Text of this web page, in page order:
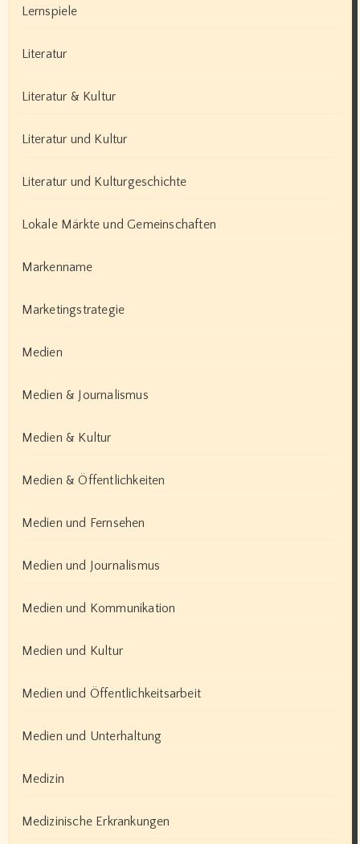
Lernspiele
Literatur
Literatur & Kultur
Literatur und Kultur
Literatur und Kulturgeschichte
Lokale Märkte und Gemeinschaften
Markenname
Marketingstrategie
Medien
Medien & Journalismus
Medien & Kultur
Medien & Öffentlichkeiten
Medien und Fernsehen
Medien und Journalismus
Medien und Kommunikation
Medien und Kultur
Medien und Öffentlichkeitsarbeit
Medien und Unterhaltung
Medizin
Medizinische Erkrankungen